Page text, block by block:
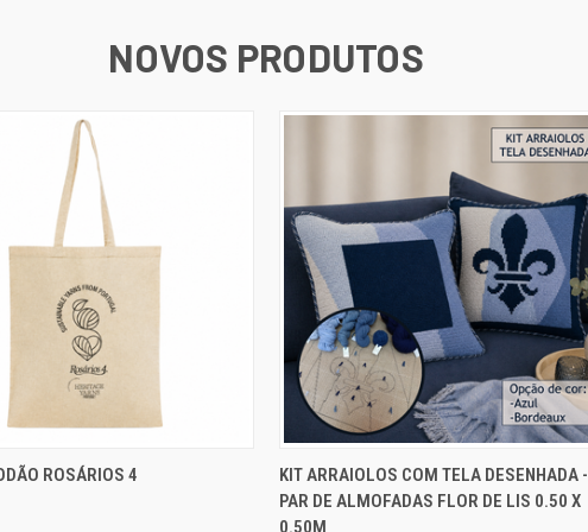
NOVOS PRODUTOS
RÁPIDA
ADICIONAR AO
ROSÁRIOS 4 EXIBIÇÃO RÁPIDA
SELECIONAR
OPÇÕES
KIT ARRAIOLOS COM TELA DESENHADA -
PAR DE ALMOFADAS FLOR DE LIS 0.50 X
0.50M